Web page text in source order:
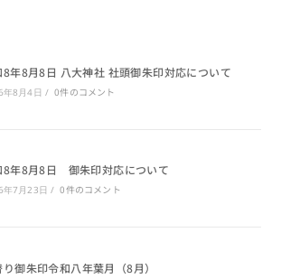
8年8月8日 八大神社 社頭御朱印対応について
8月4日 / 0件のコメント
8年8月8日 御朱印対応について
7月23日 / 0件のコメント
り御朱印令和八年葉月（8月）